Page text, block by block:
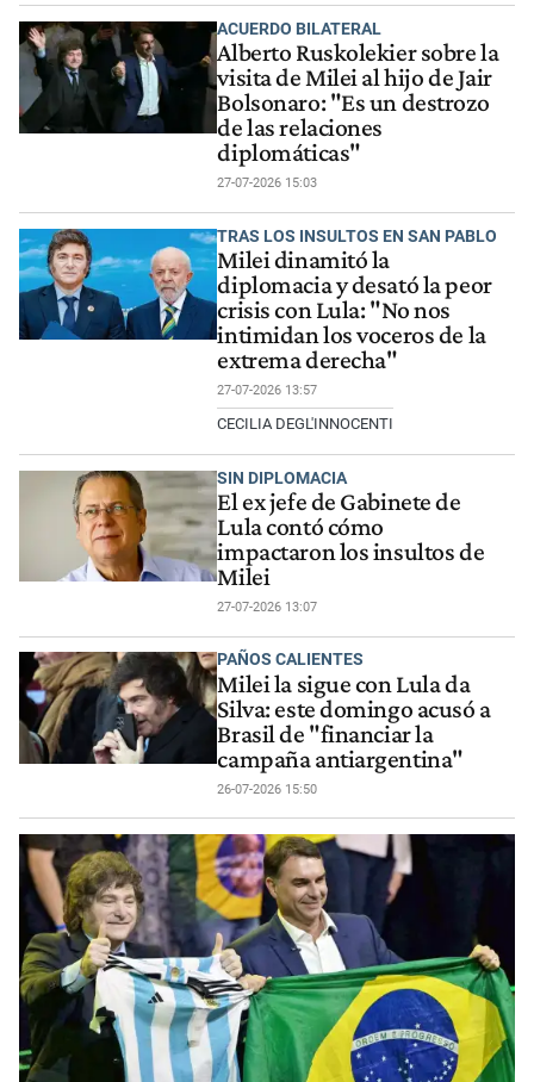
ACUERDO BILATERAL
Alberto Ruskolekier sobre la
visita de Milei al hijo de Jair
Bolsonaro: "Es un destrozo
de las relaciones
diplomáticas"
27-07-2026 15:03
TRAS LOS INSULTOS EN SAN PABLO
Milei dinamitó la
diplomacia y desató la peor
crisis con Lula: "No nos
intimidan los voceros de la
extrema derecha"
27-07-2026 13:57
CECILIA DEGL'INNOCENTI
SIN DIPLOMACIA
El ex jefe de Gabinete de
Lula contó cómo
impactaron los insultos de
Milei
27-07-2026 13:07
PAÑOS CALIENTES
Milei la sigue con Lula da
Silva: este domingo acusó a
Brasil de "financiar la
campaña antiargentina"
26-07-2026 15:50